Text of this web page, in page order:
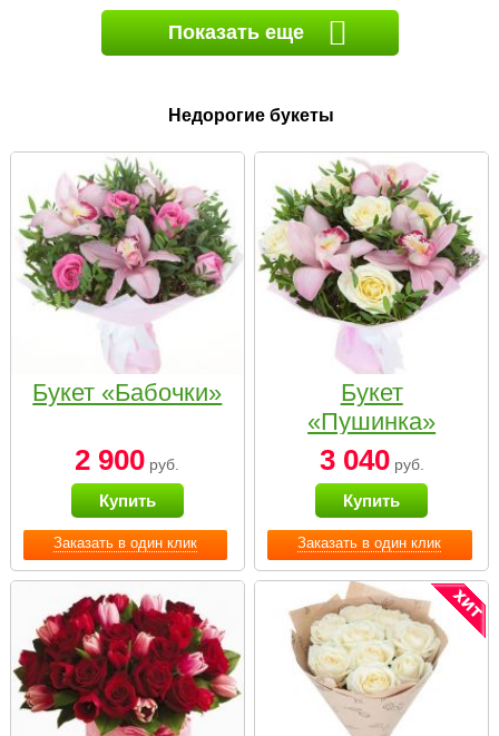
Показать еще
Недорогие букеты
Заказать в один клик
Букет «Бабочки»
2 900 руб.
Купить
Заказать в один клик
Букет
«Пушинка»
3 040руб.
Купить